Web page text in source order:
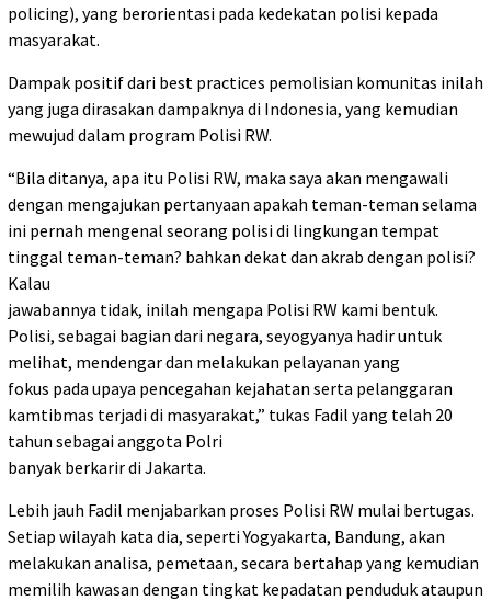
policing), yang berorientasi pada kedekatan polisi kepada
masyarakat.
Dampak positif dari best practices pemolisian komunitas inilah
yang juga dirasakan dampaknya di Indonesia, yang kemudian
mewujud dalam program Polisi RW.
“Bila ditanya, apa itu Polisi RW, maka saya akan mengawali
dengan mengajukan pertanyaan apakah teman-teman selama
ini pernah mengenal seorang polisi di lingkungan tempat
tinggal teman-teman? bahkan dekat dan akrab dengan polisi?
Kalau
jawabannya tidak, inilah mengapa Polisi RW kami bentuk.
Polisi, sebagai bagian dari negara, seyogyanya hadir untuk
melihat, mendengar dan melakukan pelayanan yang
fokus pada upaya pencegahan kejahatan serta pelanggaran
kamtibmas terjadi di masyarakat,” tukas Fadil yang telah 20
tahun sebagai anggota Polri
banyak berkarir di Jakarta.
Lebih jauh Fadil menjabarkan proses Polisi RW mulai bertugas.
Setiap wilayah kata dia, seperti Yogyakarta, Bandung, akan
melakukan analisa, pemetaan, secara bertahap yang kemudian
memilih kawasan dengan tingkat kepadatan penduduk ataupun